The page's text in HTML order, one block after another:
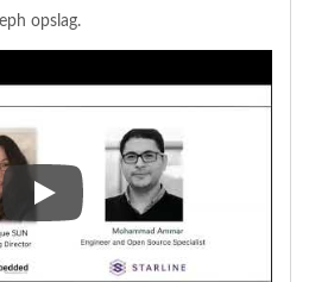
opslag.
Een webinar video om de